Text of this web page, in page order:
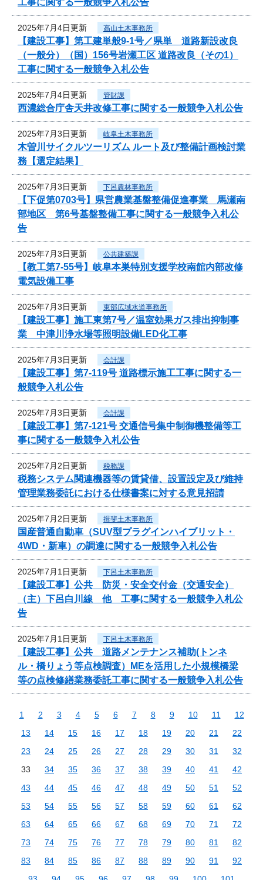
2025年7月4日更新 高山土木事務所
【建設工事】第工建単般9-1号／県単 道路新設改良
（一般分）（国）156号岩瀬工区 道路改良（その1）
工事に関する一般競争入札公告
2025年7月4日更新 管財課
西濃総合庁舎天井改修工事に関する一般競争入札公告
2025年7月3日更新 岐阜土木事務所
木曽川サイクルツーリズム ルート及び整備計画検討業
務【選定結果】
2025年7月3日更新 下呂農林事務所
【下促第0703号】県営農業基盤整備促進事業 馬瀬南
部地区 第6号基盤整備工事に関する一般競争入札公
告
2025年7月3日更新 公共建築課
【教工第7-55号】岐阜本巣特別支援学校南館内部改修
電気設備工事
2025年7月3日更新 東部広域水道事務所
【建設工事】施工東第7号／温室効果ガス排出抑制事
業 中津川浄水場等照明設備LED化工事
2025年7月3日更新 会計課
【建設工事】第7-119号 道路標示施工工事に関する一
般競争入札公告
2025年7月3日更新 会計課
【建設工事】第7-121号 交通信号集中制御機整備等工
事に関する一般競争入札公告
2025年7月2日更新 税務課
税務システム関連機器等の賃貸借、設置設定及び維持
管理業務委託における仕様書案に対する意見招請
2025年7月2日更新 揖斐土木事務所
国産普通自動車（SUV型プラグインハイブリット・
4WD・新車）の調達に関する一般競争入札公告
2025年7月1日更新 下呂土木事務所
【建設工事】公共 防災・安全交付金（交通安全）
（主）下呂白川線 他 工事に関する一般競争入札公
告
2025年7月1日更新 下呂土木事務所
【建設工事】公共 道路メンテナンス補助(トンネ
ル・橋りょう等点検調査）MEを活用した小規模橋梁
等の点検修繕業務委託工事に関する一般競争入札公告
1 2 3 4 5 6 7 8 9 10 11
12
13
14 15 16 17 18 19 20 21
22
23
24 25 26 27 28 29 30 31
32
33
34 35 36 37 38 39 40 41
42
43
44 45 46 47 48 49 50 51
52
53
54 55 56 57 58 59 60 61
62
63
64 65 66 67 68 69 70 71
72
73
74 75 76 77 78 79 80 81
82
83
84 85 86 87 88 89 90 91
92